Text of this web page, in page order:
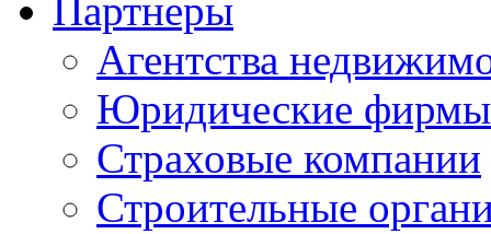
Партнеры
Агентства
Юридические фирмы
Страховые компании
Строительные